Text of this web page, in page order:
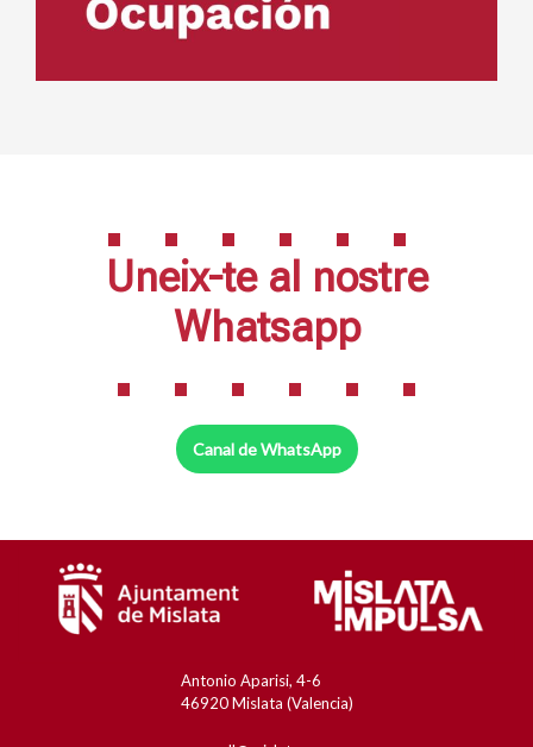
Uneix-te al nostre
Whatsapp
Canal de WhatsApp
Pie
de
Antonio Aparisi, 4-6
46920 Mislata (Valencia)